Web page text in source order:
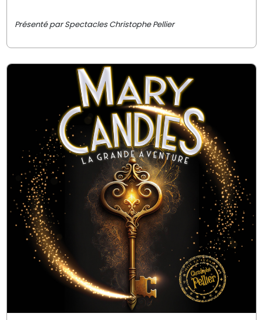
Présenté par Spectacles Christophe Pellier